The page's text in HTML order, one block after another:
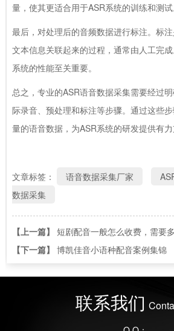
量，使其更适合用于ASR系统的训练和测试
最后，对处理后的音频数据进行标注。标
文本信息关联起来的过程，通常由人工完
系统的性能至关重要。
总之，专业的ASR语音数据采集需要经过
际录音、预处理和标注等步骤。通过这些
量的语音数据，为ASR系统的研发提供有力
文章标签： 语音数据采集厂家
数据采集
【上一篇】
短剧配音一般怎么收费，需要
【下一篇】 博凯佳音小语种配音案例集锦
联系我们